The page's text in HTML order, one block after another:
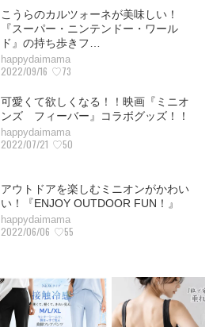
こうらのカルツォーネが美味しい！
『スーパー・ニンテンドー・ワール
ド』の持ち歩きフ…
happydaimama
2022/09/16 ♡73
可愛くて欲しくなる！！映画『ミニオ
ンズ フィーバー』コラボグッズ！！
happydaimama
2022/07/21 ♡50
アウトドアを楽しむミニオンがかわい
い！『ENJOY OUTDOOR FUN！』
happydaimama
2022/06/06 ♡55